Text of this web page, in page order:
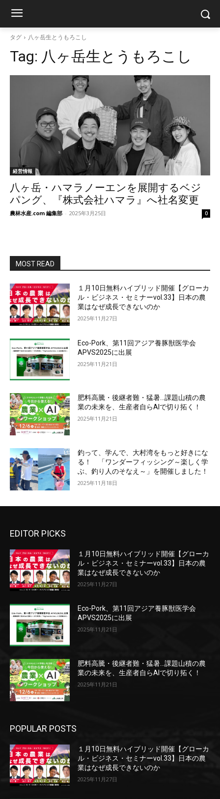
タグ 八ヶ岳生とうもろこし
Tag: 八ヶ岳生とうもろこし
経営情報
八ヶ岳・ハマラノーエンを展開するベジ
パング、『株式会社ハマラ』へ社名変更
農林水産.com 編集部 - 2025年3月25日 0
MOST READ
１月10日無料ハイブリッド開催【グローカ
ル・ビジネス・セミナーvol.33】日本の農
業はなぜ成長できないのか
2025年11月27日
Eco-Pork、第11回アジア養豚獣医学会
APVS2025に出展
2025年11月21日
肥料高騰・後継者難・猛暑…課題山積の農
業の未来を、生産者自らAIで切り拓く！
2025年11月21日
釣って、学んで、大村湾をもっと好きにな
る！ 「ワンダーフィッシング～楽しく学
ぶ、釣り人のそなえ～」を開催しました！
2025年11月18日
EDITOR PICKS
１月10日無料ハイブリッド開催【グローカ
ル・ビジネス・セミナーvol.33】日本の農
業はなぜ成長できないのか
2025年11月27日
Eco-Pork、第11回アジア養豚獣医学会
APVS2025に出展
2025年11月21日
肥料高騰・後継者難・猛暑…課題山積の農
業の未来を、生産者自らAIで切り拓く！
2025年11月21日
POPULAR POSTS
１月10日無料ハイブリッド開催【グローカ
ル・ビジネス・セミナーvol.33】日本の農
業はなぜ成長できないのか
2025年11月27日